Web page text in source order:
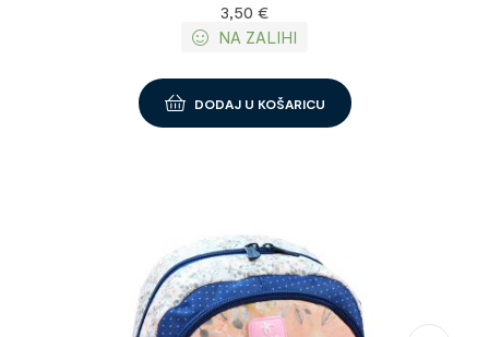
3,50 €
NA ZALIHI
DODAJ U KOŠARICU